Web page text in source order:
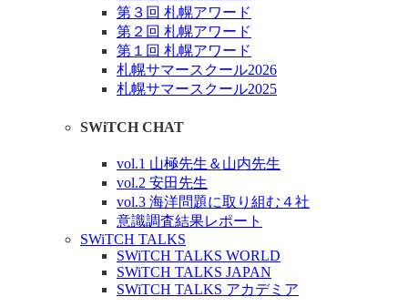
第３回 札幌アワード
第２回 札幌アワード
第１回 札幌アワード
札幌サマースクール2026
札幌サマースクール2025
SWiTCH CHAT
vol.1 山極先生＆山内先生
vol.2 安田先生
vol.3 海洋問題に取り組む４社
意識調査結果レポート
SWiTCH TALKS
SWiTCH TALKS WORLD
SWiTCH TALKS JAPAN
SWiTCH TALKS アカデミア